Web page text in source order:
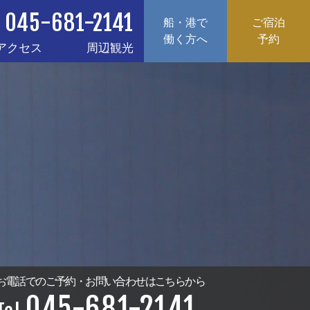
045-681-2141
クセス 周辺観光
船・港で
働く方へ
ご宿泊
予約
電話でのご予約・お問い合わせはこちらから